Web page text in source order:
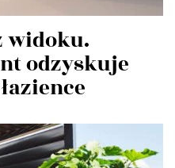
widoku.
odzyskuje